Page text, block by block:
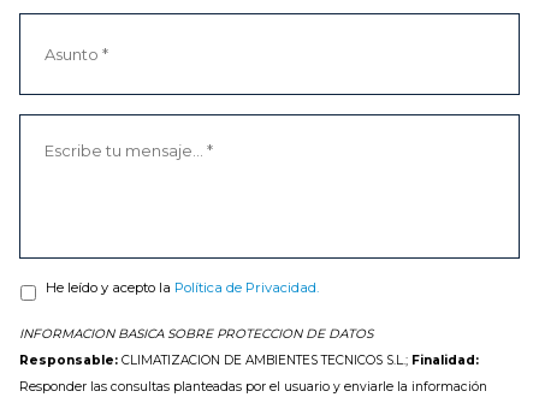
He leído y acepto la Política de Privacidad.
INFORMACION BASICA SOBRE PROTECCION DE DATOS
Responsable: CLIMATIZACION DE AMBIENTES TECNICOS S.L.; Finalidad:
Responder las consultas planteadas por el usuario y enviarle la información